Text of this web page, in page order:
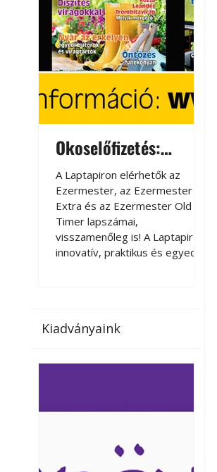
Okoselőfizetés:
Ezermester Extra
A Laptapiron elérhetők az
Ezermester, az Ezermester
Extra és az Ezermester Old
Timer lapszámai,
visszamenőleg is! A Laptapir új,
innovatív, praktikus és egyedi
az otthonában, útközben vagy
elérhetők lapszámaink. Bárhol,
Kiadványaink